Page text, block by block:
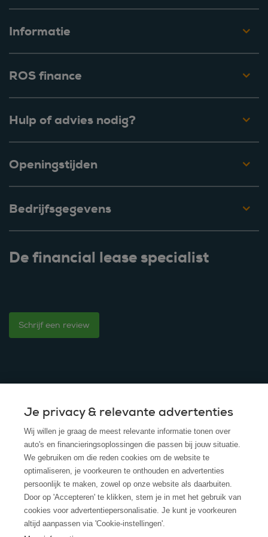
Informatie
ROS finance
Hulp of advies nodig?
Openingstijden
Bedrijfsgegevens
De financial lease specialist
Schrijf een review
© 2025 - ROS Krediet Service
Algemene Voorwaarden
Disclaimer
Privacy Policy
Cookies
Je privacy & relevante advertenties
Wij willen je graag de meest relevante informatie tonen over
auto's en financieringsoplossingen die passen bij jouw situatie.
We gebruiken om die reden cookies om de website te
optimaliseren, je voorkeuren te onthouden en advertenties
persoonlijk te maken, zowel op onze website als daarbuiten.
Door op 'Accepteren' te klikken, stem je in met het gebruik van
cookies voor advertentiepersonalisatie. Je kunt je voorkeuren
altijd aanpassen via 'Cookie-instellingen'.